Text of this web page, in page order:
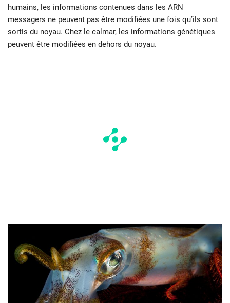
humains, les informations contenues dans les ARN
messagers ne peuvent pas être modifiées une fois qu’ils sont
sortis du noyau. Chez le calmar, les informations génétiques
peuvent être modifiées en dehors du noyau.